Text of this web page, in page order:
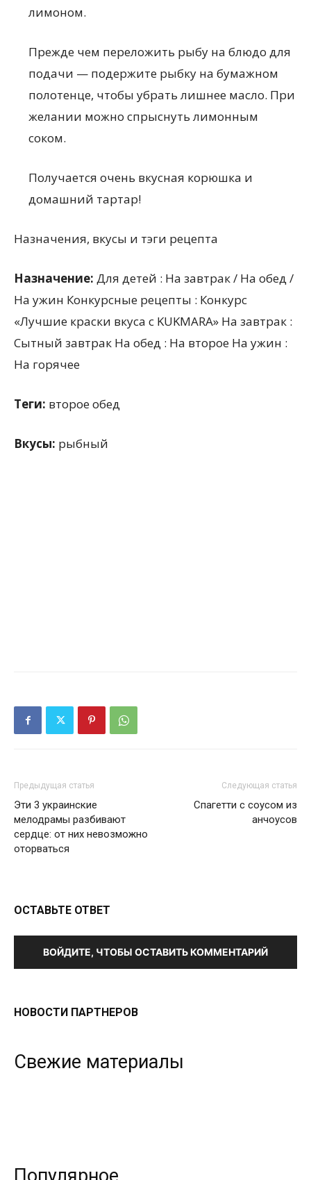
лимоном.
Прежде чем переложить рыбу на блюдо для
подачи — подержите рыбку на бумажном
полотенце, чтобы убрать лишнее масло. При
желании можно спрыснуть лимонным
соком.
Получается очень вкусная корюшка и
домашний тартар!
Назначения, вкусы и тэги рецепта
Назначение: Для детей : На завтрак / На обед /
На ужин Конкурсные рецепты : Конкурс
«Лучшие краски вкуса с KUKMARA» На завтрак :
Сытный завтрак На обед : На второе На ужин :
На горячее
Теги: второе обед
Вкусы: рыбный
Предыдущая статья
Эти 3 украинские
мелодрамы разбивают
сердце: от них невозможно
оторваться
Следующая статья
Спагетти с соусом из
анчоусов
ОСТАВЬТЕ ОТВЕТ
ВОЙДИТЕ, ЧТОБЫ ОСТАВИТЬ КОММЕНТАРИЙ
НОВОСТИ ПАРТНЕРОВ
Свежие материалы